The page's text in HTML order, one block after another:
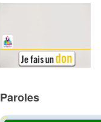
Paroles